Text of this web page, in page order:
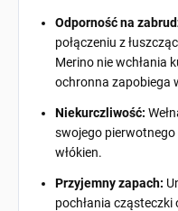
Odporność na
połączeniu z
Merino nie wchłania
ochronna zapobiega
Niekurczliwość:
swojego
włókien.
Przyjemny zapach:
pochłania